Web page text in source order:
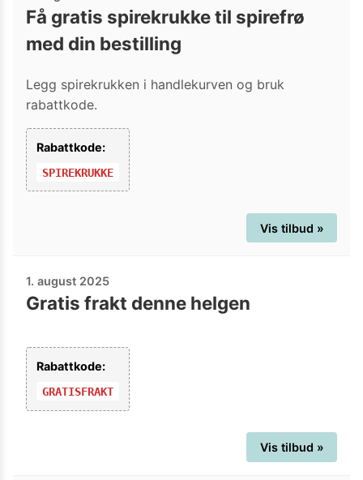
Få gratis spirekrukke til spirefrø
med din bestilling
Legg spirekrukken i handlekurven og bruk
rabattkode.
Rabattkode:
SPIREKRUKKE
Vis tilbud »
1. august 2025
Gratis frakt denne helgen
Rabattkode:
GRATISFRAKT
Vis tilbud »